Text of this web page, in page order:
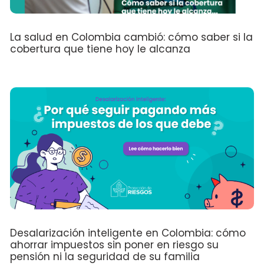
La salud en Colombia cambió: cómo saber si la
cobertura que tiene hoy le alcanza
Desalarización inteligente en Colombia: cómo
ahorrar impuestos sin poner en riesgo su
pensión ni la seguridad de su familia